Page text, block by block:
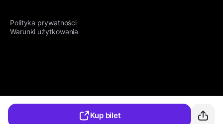
Polityka prywatności
Warunki użytkowania
Kup bilet